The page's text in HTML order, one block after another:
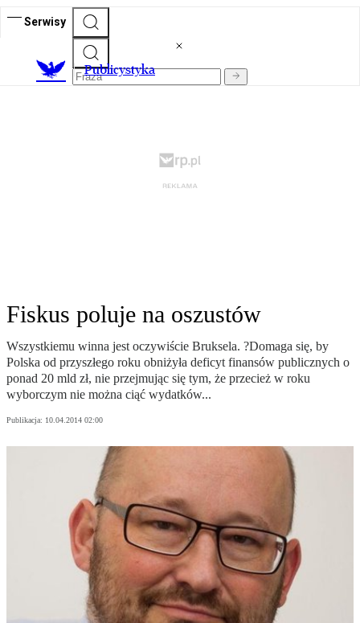
Serwisy
Publicystyka
Fiskus poluje na oszustów
Wszystkiemu winna jest oczywiście Bruksela. ?Domaga się, by
Polska od przyszłego roku obniżyła deficyt finansów publicznych o
ponad 20 mld zł, nie przejmując się tym, że przecież w roku
wyborczym nie można ciąć wydatków...
Publikacja: 10.04.2014 02:00